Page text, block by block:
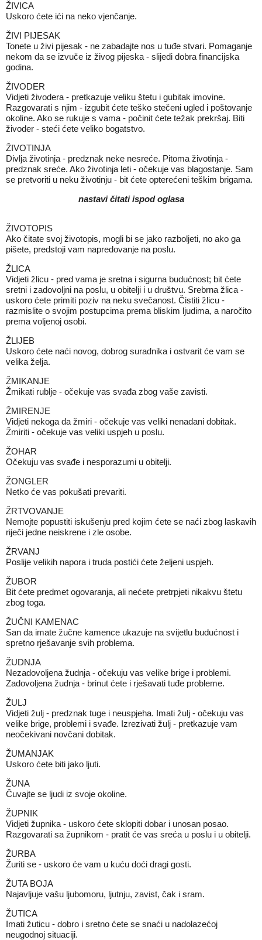
ŽIVICA
Uskoro ćete ići na neko vjenčanje.
ŽIVI PIJESAK
Tonete u živi pijesak - ne zabadajte nos u tuđe stvari. Pomaganje
nekom da se izvuče iz živog pijeska - slijedi dobra financijska
godina.
ŽIVODER
Vidjeti živodera - pretkazuje veliku štetu i gubitak imovine.
Razgovarati s njim - izgubit ćete teško stečeni ugled i poštovanje
okoline. Ako se rukuje s vama - počinit ćete težak prekršaj. Biti
živoder - steći ćete veliko bogatstvo.
ŽIVOTINJA
Divlja životinja - predznak neke nesreće. Pitoma životinja -
predznak sreće. Ako životinja leti - očekuje vas blagostanje. Sam
se pretvoriti u neku životinju - bit ćete opterećeni teškim brigama.
nastavi čitati ispod oglasa
ŽIVOTOPIS
Ako čitate svoj životopis, mogli bi se jako razboljeti, no ako ga
pišete, predstoji vam napredovanje na poslu.
ŽLICA
Vidjeti žlicu - pred vama je sretna i sigurna budućnost; bit ćete
sretni i zadovoljni na poslu, u obitelji i u društvu. Srebrna žlica -
uskoro ćete primiti poziv na neku svečanost. Čistiti žlicu -
razmislite o svojim postupcima prema bliskim ljudima, a naročito
prema voljenoj osobi.
ŽLIJEB
Uskoro ćete naći novog, dobrog suradnika i ostvarit će vam se
velika želja.
ŽMIKANJE
Žmikati rublje - očekuje vas svađa zbog vaše zavisti.
ŽMIRENJE
Vidjeti nekoga da žmiri - očekuje vas veliki nenadani dobitak.
Žmiriti - očekuje vas veliki uspjeh u poslu.
ŽOHAR
Očekuju vas svađe i nesporazumi u obitelji.
ŽONGLER
Netko će vas pokušati prevariti.
ŽRTVOVANJE
Nemojte popustiti iskušenju pred kojim ćete se naći zbog laskavih
riječi jedne neiskrene i zle osobe.
ŽRVANJ
Poslije velikih napora i truda postići ćete željeni uspjeh.
ŽUBOR
Bit ćete predmet ogovaranja, ali nećete pretrpjeti nikakvu štetu
zbog toga.
ŽUČNI KAMENAC
San da imate žučne kamence ukazuje na svijetlu budućnost i
spretno rješavanje svih problema.
ŽUDNJA
Nezadovoljena žudnja - očekuju vas velike brige i problemi.
Zadovoljena žudnja - brinut ćete i rješavati tuđe probleme.
ŽULJ
Vidjeti žulj - predznak tuge i neuspjeha. Imati žulj - očekuju vas
velike brige, problemi i svađe. Izrezivati žulj - pretkazuje vam
neočekivani novčani dobitak.
ŽUMANJAK
Uskoro ćete biti jako ljuti.
ŽUNA
Čuvajte se ljudi iz svoje okoline.
ŽUPNIK
Vidjeti župnika - uskoro ćete sklopiti dobar i unosan posao.
Razgovarati sa župnikom - pratit će vas sreća u poslu i u obitelji.
ŽURBA
Žuriti se - uskoro će vam u kuću doći dragi gosti.
ŽUTA BOJA
Najavljuje vašu ljubomoru, ljutnju, zavist, čak i sram.
ŽUTICA
Imati žuticu - dobro i sretno ćete se snaći u nadolazećoj
neugodnoj situaciji.